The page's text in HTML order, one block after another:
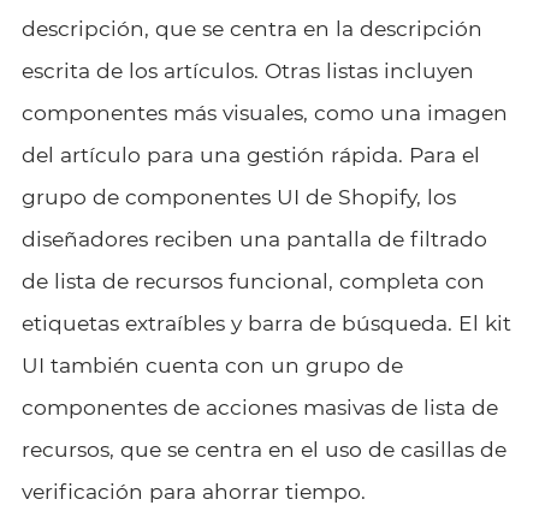
descripción, que se centra en la descripción
escrita de los artículos. Otras listas incluyen
componentes más visuales, como una imagen
del artículo para una gestión rápida. Para el
grupo de componentes UI de Shopify, los
diseñadores reciben una pantalla de filtrado
de lista de recursos funcional, completa con
etiquetas extraíbles y barra de búsqueda. El kit
UI también cuenta con un grupo de
componentes de acciones masivas de lista de
recursos, que se centra en el uso de casillas de
verificación para ahorrar tiempo.